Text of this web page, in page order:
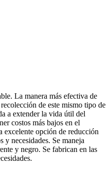
La manera más efectiva de
de este mismo tipo de
a extender la vida útil del
costos más bajos en el
excelente opción de reducción
y necesidades. Se maneja
y negro. Se fabrican en las